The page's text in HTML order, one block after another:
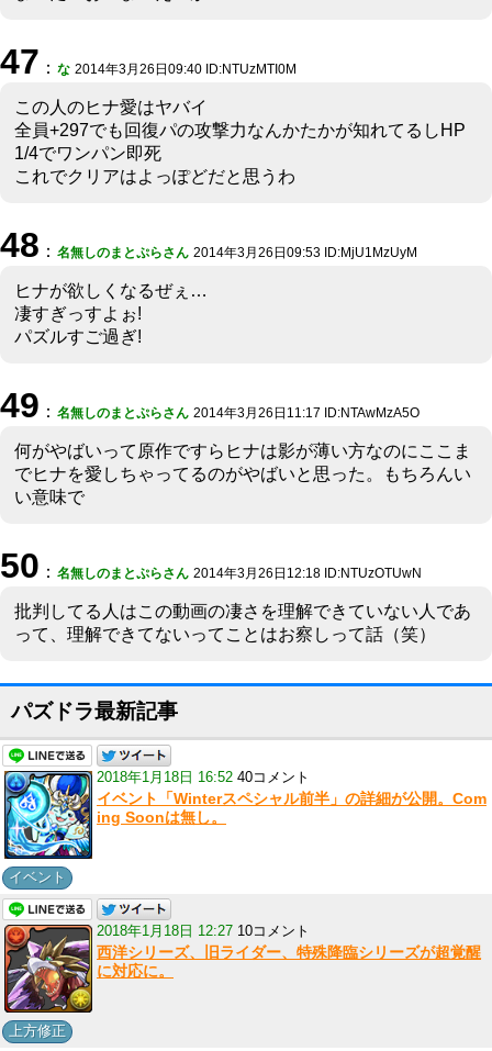
47 ： な 2014年3月26日09:40 ID:NTUzMTI0M
この人のヒナ愛はヤバイ
全員+297でも回復パの攻撃力なんかたかが知れてるしHP
1/4でワンパン即死
これでクリアはよっぽどだと思うわ
48 ： 名無しのまとぷらさん 2014年3月26日09:53 ID:MjU1MzUyM
ヒナが欲しくなるぜぇ…
凄すぎっすよぉ!
パズルすご過ぎ!
49 ： 名無しのまとぷらさん 2014年3月26日11:17 ID:NTAwMzA5O
何がやばいって原作ですらヒナは影が薄い方なのにここま
でヒナを愛しちゃってるのがやばいと思った。もちろんい
い意味で
50 ： 名無しのまとぷらさん 2014年3月26日12:18 ID:NTUzOTUwN
批判してる人はこの動画の凄さを理解できていない人であ
って、理解できてないってことはお察しって話（笑）
パズドラ最新記事
2018年1月18日 16:52 40コメント
イベント「Winterスペシャル前半」の詳細が公開。Com
ing Soonは無し。
イベント
2018年1月18日 12:27 10コメント
西洋シリーズ、旧ライダー、特殊降臨シリーズが超覚醒
に対応に。
上方修正